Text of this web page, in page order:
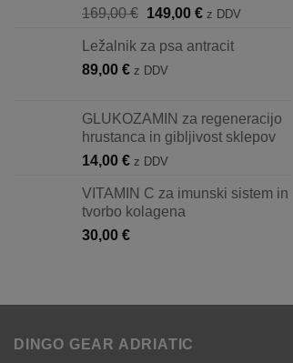
169,00€ Izvirna
je
bila:
149,00 €Trenutna
je:
z DDV
Ležalnik za psa antracit
89,00 € z DDV
GLUKOZAMIN za regeneracijo
hrustanca in gibljivost sklepov
14,00 € z DDV
VITAMIN C za imunski sistem in
tvorbo kolagena
30,00 €
DINGO GEAR ADRIATIC